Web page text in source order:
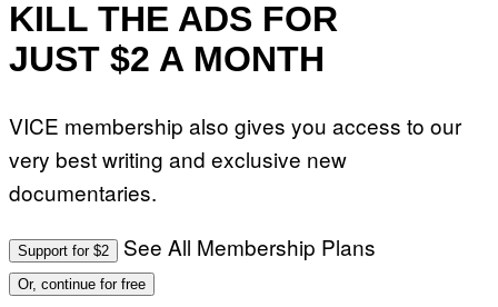
KILL THE ADS FOR
JUST $2 A MONTH
VICE membership also gives you access to our
very best writing and exclusive new
documentaries.
Support for $2 See All Membership Plans
Or, continue for free